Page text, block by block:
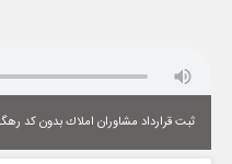
ثبت قرارداد مشاوران املاك بدون كد